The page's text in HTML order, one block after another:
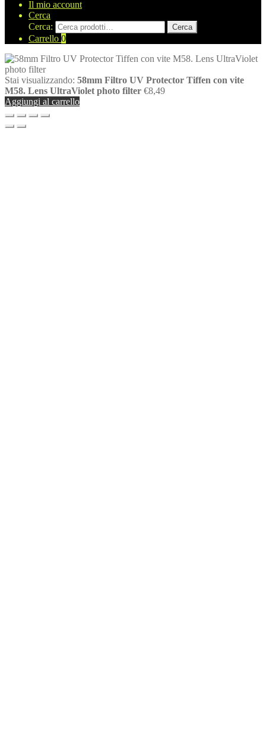
Il mio account
Cerca
Cerca:
Cerca
Carrello 0
Stai visualizzando: 58mm Filtro UV Protector Tiffen con vite
M58. Lens UltraViolet photo filter €8,49
Aggiungi al carrello